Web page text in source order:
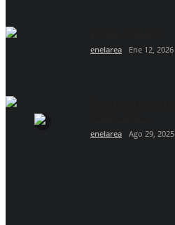
enelarea Ene 12, 2026
enelarea Ago 29, 2025